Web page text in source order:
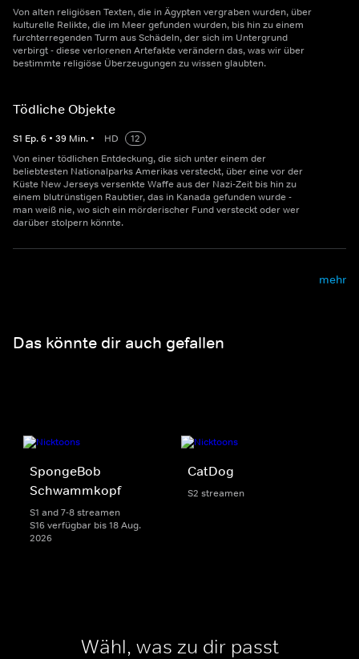
Von alten religiösen Texten, die in Ägypten vergraben wurden, über
kulturelle Relikte, die im Meer gefunden wurden, bis hin zu einem
furchterregenden Turm aus Schädeln, der sich im Untergrund
verbirgt - diese verlorenen Artefakte verändern das, was wir über
bestimmte religiöse Überzeugungen zu wissen glaubten.
Tödliche Objekte
S1 Ep.6 • 39 Min. • HD
12
Von einer tödlichen Entdeckung, die sich unter einem der
beliebtesten Nationalparks Amerikas versteckt, über eine vor der
Küste New Jerseys versenkte Waffe aus der Nazi-Zeit bis hin zu
einem blutrünstigen Raubtier, das in Kanada gefunden wurde -
man weiß nie, wo sich ein mörderischer Fund versteckt oder wer
darüber stolpern könnte.
mehr
Das könnte dir auch gefallen
SpongeBob
Schwammkopf
S1 and 7-8 streamen
S16 verfügbar bis 18 Aug.
2026
CatDog
S2 streamen
Wähl, was zu dir passt